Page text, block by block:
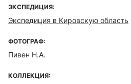
ЭКСПЕДИЦИЯ:
Экспедиция в Кировскую область
ФОТОГРАФ:
Пивен Н.А.
КОЛЛЕКЦИЯ: